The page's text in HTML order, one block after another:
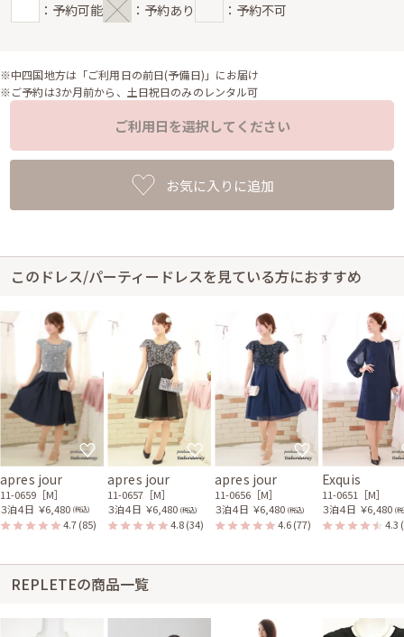
：予約可能 ：予約あり ：予約不可
※中四国地方は「ご利用日の前日(予備日)」にお届け
※ご予約は3か月前から、土日祝日のみのレンタル可
ご利用日を選択してください
お気に入りに追加
このドレス/パーティードレスを見ている方におすすめ
apres jour
11-0659［M］
３泊４日 ￥6,480 (税込)
4.7(85)
apres jour
11-0657［M］
３泊４日 ￥6,480 (税込)
4.8(34)
apres jour
11-0656［M］
３泊４日 ￥6,480 (税込)
4.6(77)
Exquis
11-0651［M］
３泊４日 ￥6,480 (
4.3
REPLETEの商品一覧